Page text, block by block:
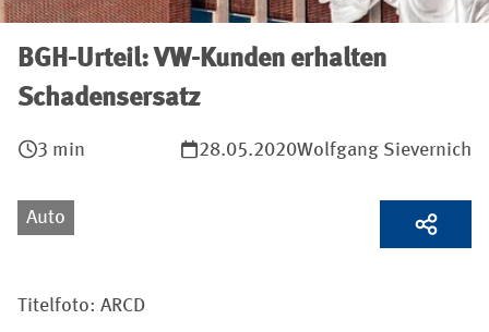
BGH-Urteil: VW-Kunden erhalten
Schadensersatz
3 min 28.05.2020Wolfgang Sievernich
Auto
Titelfoto: ARCD